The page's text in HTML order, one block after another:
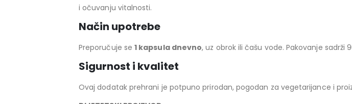
i očuvanju vitalnosti.
Način upotrebe
Preporučuje se1 kapsula dnevno, uz obrok ili čašu vode. Pakovanje sadrži
Sigurnost i kvalitet
Ovaj dodatak prehrani je potpuno prirodan, pogodan za vegetarijance i